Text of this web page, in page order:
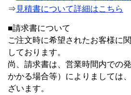
⇒ 見積書について詳細はこちら
■請求書について
ご注文時に希望されたお客様に
しております。
尚、請求書は、営業時間内での
かかる場合等）によりましては
ざいます。